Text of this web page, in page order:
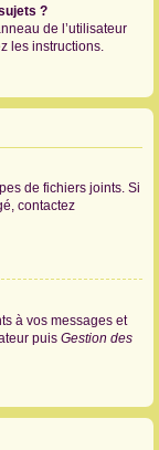
?
de l’utilisateur
les instructions.
de fichiers joints. Si
contactez
à vos messages et
puis Gestion des